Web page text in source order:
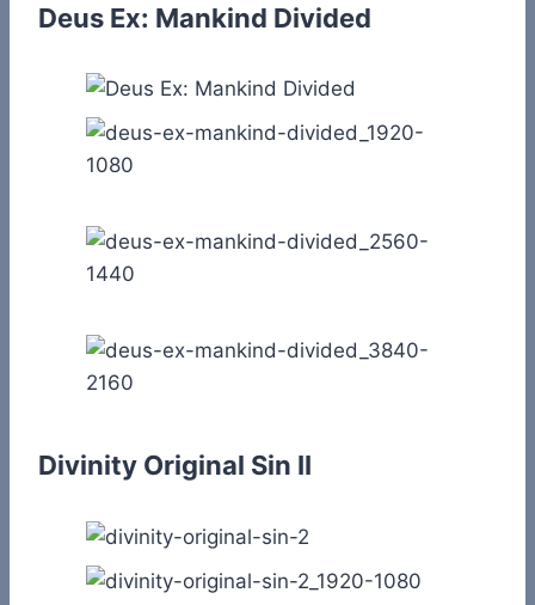
Deus Ex: Mankind Divided
Divinity Original Sin II